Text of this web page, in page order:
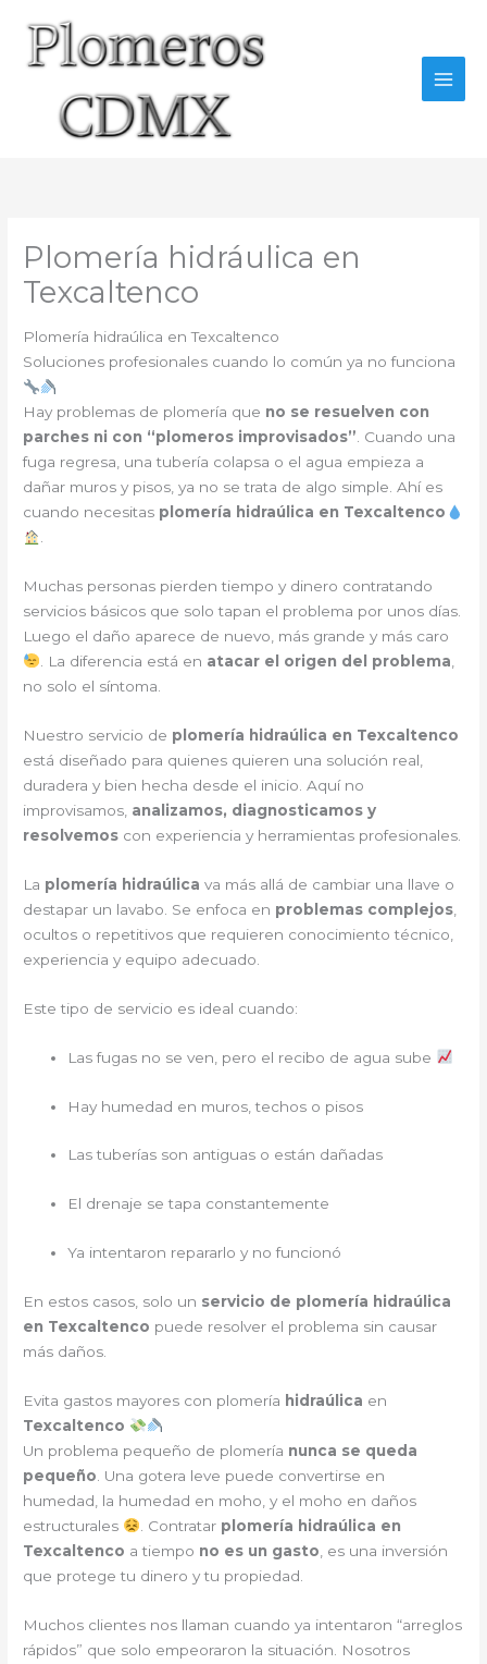
contenido
Plomería hidráulica en
Texcaltenco
Plomería hidraúlica en Texcaltenco
Soluciones profesionales cuando lo común ya no funciona
Hay problemas de plomería que no se resuelven con
parches ni con “plomeros improvisados”. Cuando una
fuga regresa, una tubería colapsa o el agua empieza a
dañar muros y pisos, ya no se trata de algo simple. Ahí es
cuando necesitas plomería hidraúlica en Texcaltenco
.
Muchas personas pierden tiempo y dinero contratando
servicios básicos que solo tapan el problema por unos días.
Luego el daño aparece de nuevo, más grande y más caro
. La diferencia está en atacar el origen del problema
no solo el síntoma.
Nuestro servicio de plomería hidraúlica en Texcaltenco
está diseñado para quienes quieren una solución real,
duradera y bien hecha desde el inicio. Aquí no
improvisamos, analizamos, diagnosticamos y
resolvemos con experiencia y herramientas profesionales.
La plomería hidraúlicava más allá de cambiar una llave o
destapar un lavabo. Se enfoca en problemas complejos
ocultos o repetitivos que requieren conocimiento técnico,
experiencia y equipo adecuado.
Este tipo de servicio es ideal cuando:
Las fugas no se ven, pero el recibo de agua sube
Hay humedad en muros, techos o pisos
Las tuberías son antiguas o están dañadas
El drenaje se tapa constantemente
Ya intentaron repararlo y no funcionó
En estos casos, solo un servicio de plomería hidraúlica
en Texcaltenco puede resolver el problema sin causar
más daños.
Evita gastos mayores con plomería hidraúlica en
Texcaltenco
Un problema pequeño de plomería nunca se queda
pequeño . Una gotera leve puede convertirse en
humedad, la humedad en moho, y el moho en daños
estructurales
. Contratar plomería hidraúlica en
Texcaltenco a tiempo no es un gasto , es una inversión
que protege tu dinero y tu propiedad.
Muchos clientes nos llaman cuando ya intentaron “arreglos
rápidos” que solo empeoraron la situación. Nosotros